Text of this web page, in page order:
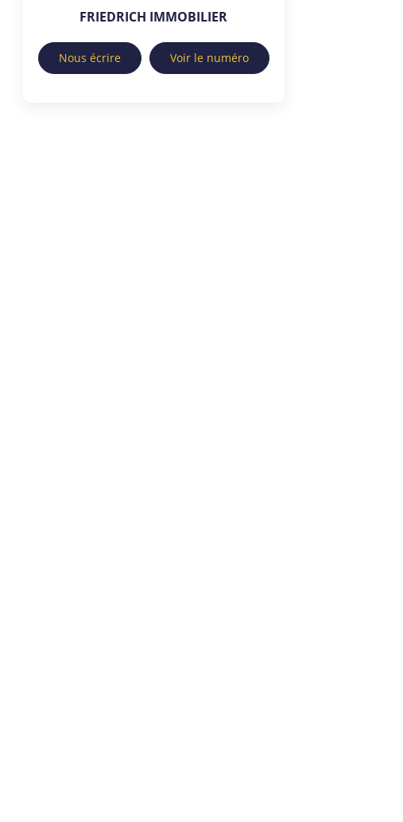
FRIEDRICH IMMOBILIER
Nous écrire Voir le numéro